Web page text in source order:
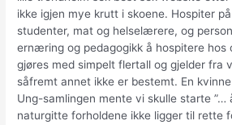
ikke igjen mye krutt i skoene. Hospiter
studenter, mat og helselærere, og
ernæring og pedagogikk å hospitere hos
gjøres med simpelt flertall og gjelder fra
såfremt annet ikke er bestemt. En
Ung-samlingen mente vi skulle starte ”…
naturgitte forholdene ikke ligger til rette